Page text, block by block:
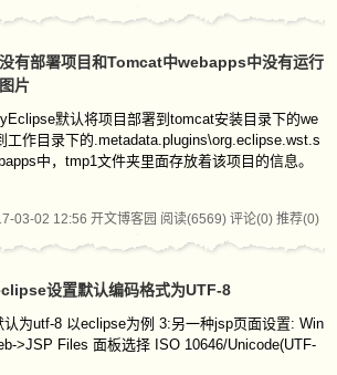
有部署项目和Tomcat中webapps中没有运行
片
默认将项目部署到tomcat安装目录下的we
工作目录下的.metadata.plugins\org.eclipse.wst.s
中，tmp1文件夹里面存放着该项目的信息。
03-02 12:56 开文博客园 阅读(6569) 评论(0) 推荐(0)
设置默认编码格式为UTF-8
为utf-8 以eclipse为例 3:另一种jsp页面设置: Win
>JSP Files 面板选择 ISO 10646/Unicode(UTF-